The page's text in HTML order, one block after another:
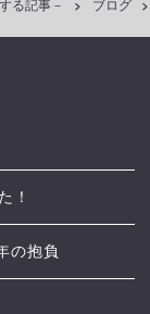
る記事－ ブログ
！
の抱負